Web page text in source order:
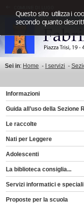
Questo sito utilizza i
secondo quanto
Sei in: Home - I servizi -
Informazioni
Guida all’uso della Sezione
Le raccolte
Nati per Leggere
Adolescenti
La biblioteca consiglia...
Servizi informatici e speciali
Proposte per la scuola